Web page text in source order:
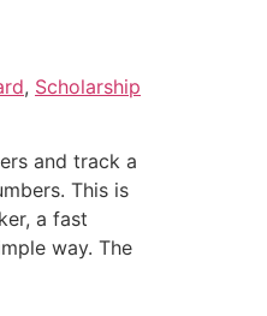
, Scholarship
and track a
This is
a fast
way. The